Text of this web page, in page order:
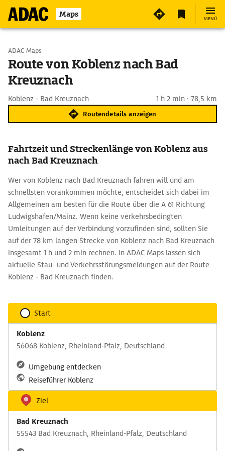
Maps MENÜ
Start wählen
Ziel eingeben
ADAC Maps
Route von Koblenz nach Bad
Kreuznach
Koblenz - Bad Kreuznach 1 h 2 min · 78,5 km
Routendetails anzeigen
Fahrtzeit und Streckenlänge von Koblenz aus
nach Bad Kreuznach
Wer von Koblenz nach Bad Kreuznach fahren will und am
schnellsten vorankommen möchte, entscheidet sich dabei im
Allgemeinen am besten für die Route über die A 61 Richtung
Ludwigshafen/Mainz. Wenn keine verkehrsbedingten
Umleitungen auf der Verbindung vorzufinden sind, sollten Sie
auf der 78 km langen Strecke von Koblenz nach Bad Kreuznach
insgesamt 1 h und 2 min rechnen. In ADAC Maps lassen sich
aktuelle Stau- und Verkehrsstörungsmeldungen auf der Route
Koblenz - Bad Kreuznach finden.
Start
Koblenz
56068 Koblenz, Rheinland-Pfalz, Deutschland
Umgebung entdecken
Reiseführer Koblenz
Ziel
Bad Kreuznach
55543 Bad Kreuznach, Rheinland-Pfalz, Deutschland